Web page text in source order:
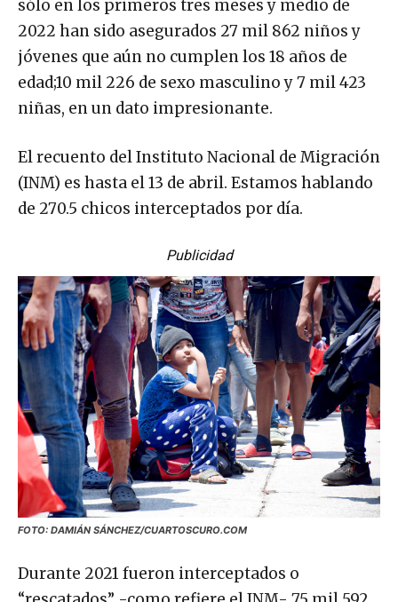
sólo en los primeros tres meses y medio de
2022 han sido asegurados 27 mil 862 niños y
jóvenes que aún no cumplen los 18 años de
edad;10 mil 226 de sexo masculino y 7 mil 423
niñas, en un dato impresionante.
El recuento del Instituto Nacional de Migración
(INM) es hasta el 13 de abril. Estamos hablando
de 270.5 chicos interceptados por día.
Publicidad
FOTO: DAMIÁN SÁNCHEZ/CUARTOSCURO.COM
Durante 2021 fueron interceptados o